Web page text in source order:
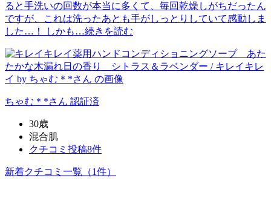
ると手洗いの回数が本当に多くて、毎回乾燥しがちだったん
ですが、これは洗ったあとも手がしっとりしていて感動しま
した…！ しかも…続きを読む
ちゃむ＊*さん 認証済
30歳
混合肌
クチコミ投稿8件
新着クチコミ一覧 （1件）